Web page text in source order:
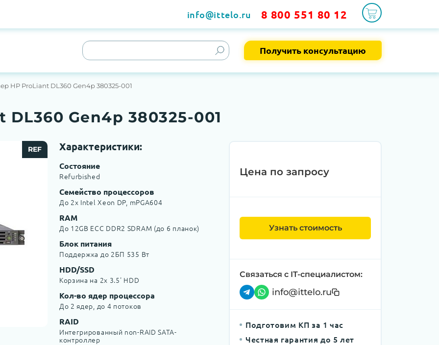
info@ittelo.ru 8 800 551 80 12
Получить консультацию
HP ProLiant DL360 Gen4p 380325-001
Gen4p 380325-001
REF Характеристики:
Состояние
Refurbished
Семейство процессоров
До 2x Intel Xeon DP, mPGA604
RAM
До 12GB ECC DDR2 SDRAM (до 6 планок)
Блок питания
Поддержка до 2БП 535 Вт
HDD/SSD
Корзина на 2х 3.5' HDD
Кол-во ядер процессора
До 2 ядер, до 4 потоков
RAID
Интегрированный non-RAID SATA-
контроллер
Цена по запросу
Узнать стоимость
Связаться с IT-специалистом:
info@ittelo.ru
Подготовим КП за 1 час
Честная гарантия до 5 лет